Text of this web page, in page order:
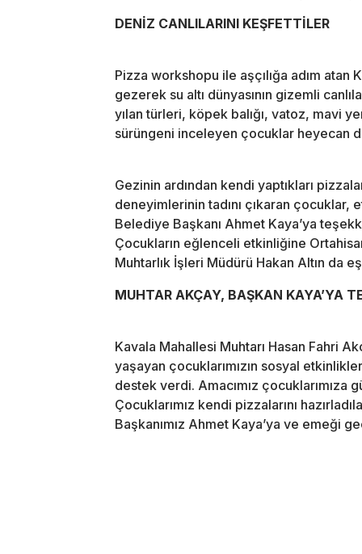
DENİZ CANLILARINI KEŞFETTİLER
Pizza workshopu ile aşçılığa adım atan
gezerek su altı dünyasının gizemli
yılan türleri, köpek balığı, vatoz, mavi
sürüngeni inceleyen çocuklar heyecan
Gezinin ardından kendi yaptıkları
deneyimlerinin tadını çıkaran çocuklar,
Belediye Başkanı Ahmet Kaya’ya
Çocukların eğlenceli etkinliğine
Muhtarlık İşleri Müdürü Hakan Altın da
MUHTAR AKÇAY, BAŞKAN KAYA’YA
Kavala Mahallesi Muhtarı Hasan Fahri
yaşayan çocuklarımızın sosyal
destek verdi. Amacımız
Çocuklarımız kendi pizzalarını
Başkanımız Ahmet Kaya’ya ve emeği